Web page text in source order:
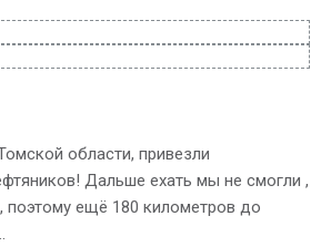
области, привезли
Дальше ехать мы не смогли ,
поэтому ещё 180 километров до